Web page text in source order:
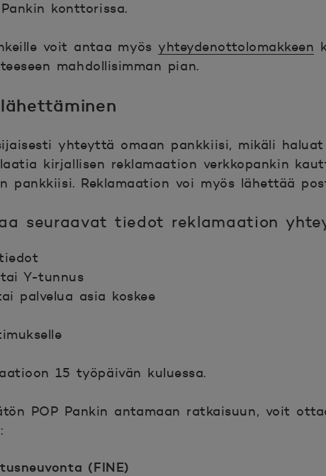
konttorissa.
voit antaa myösyhteydenottolomakkeen
mahdollisimman pian.
yhteyttä omaan pankkiisi, mikäli
kirjallisen reklamaation verkkopankin
pankkiisi. Reklamaation voi myös lähettää
seuraavat tiedot reklamaation
Y-tunnus
palvelua asia koskee
15 työpäivän kuluessa.
POP Pankin antamaan ratkaisuun, voit
(FINE)